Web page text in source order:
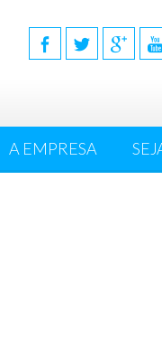
A EMPRESA